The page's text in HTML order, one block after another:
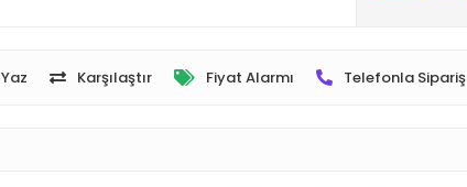
Karşılaştır Fiyat Alarmı Telefonla Sipariş